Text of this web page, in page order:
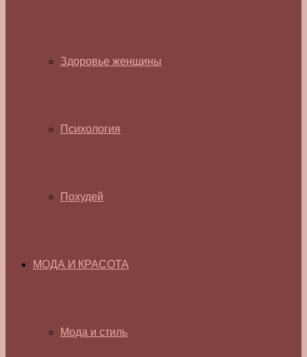
Здоровье женщины
Психология
Похудей
МОДА И КРАСОТА
Мода и стиль